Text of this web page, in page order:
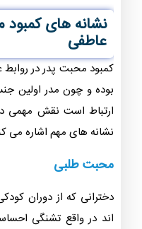
نشانه های
عاطفی
کمبود محبت پدر در روابط
بوده و چون مدر اولین
ارتباط است نقش مهمی
نشانه های مهم اشاره می
محبت طلبی
دخترانی که از دوران
اند در واقع تشنگی